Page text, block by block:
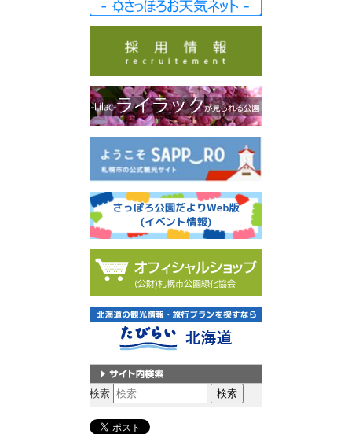
サイト内検索
検索